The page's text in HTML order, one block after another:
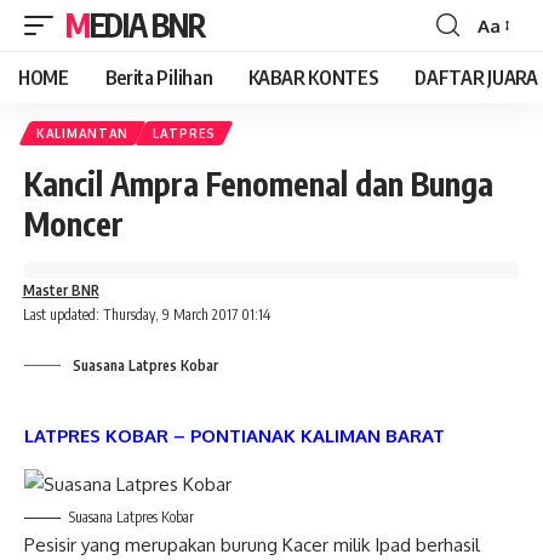
MEDIA BNR
Font
Resizer
Aa
HOME Berita Pilihan KABAR KONTES DAFTAR JUARA
KALIMANTAN LATPRES
Kancil Ampra Fenomenal dan Bunga
Moncer
Last updated: Thursday, 9 March 2017 01:14
Master BNR
Suasana Latpres Kobar
LATPRES KOBAR – PONTIANAK KALIMAN BARAT
Suasana Latpres Kobar
Pesisir yang merupakan burung Kacer milik Ipad berhasil